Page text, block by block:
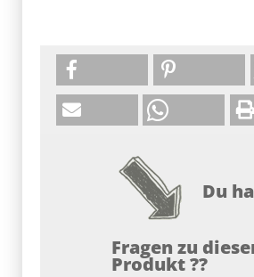
Du
Fragen zu
Produkt ??